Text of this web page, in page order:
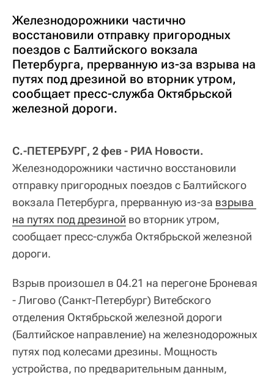
Железнодорожники частично
восстановили отправку пригородных
поездов с Балтийского вокзала
Петербурга, прерванную из-за взрыва на
путях под дрезиной во вторник утром,
сообщает пресс-служба Октябрьской
железной дороги.
С.-ПЕТЕРБУРГ, 2 фев - РИА Новости.
Железнодорожники частично восстановили
отправку пригородных поездов с Балтийского
вокзала Петербурга, прерванную из-за взрыва
на путях под дрезиной во вторник утром,
сообщает пресс-служба Октябрьской железной
дороги.
Взрыв произошел в 04.21 на перегоне Броневая
- Лигово (Санкт-Петербург) Витебского
отделения Октябрьской железной дороги
(Балтийское направление) на железнодорожных
путях под колесами дрезины. Мощность
устройства, по предварительным данным,